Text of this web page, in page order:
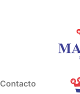
Contacto